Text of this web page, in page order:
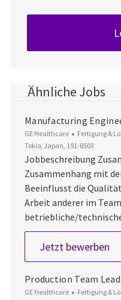
Ähnliche Jobs
Manufacturing
GE Healthcare Kategorie
Fertigung &
Tokio, Japan, 191-8503
Jobbeschreibung
Zusammenhang mit
Beeinflusst die
Arbeit anderer im
betriebliche/
Jetzt bewerben
Production Team
GE Healthcare Kategorie
Fertigung &